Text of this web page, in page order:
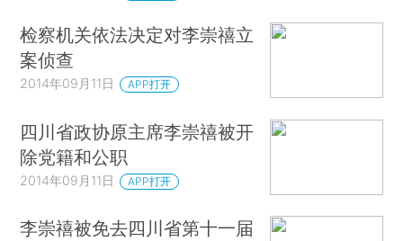
检察机关依法决定对李崇禧立
案侦查
2014年09月11日 APP打开
四川省政协原主席李崇禧被开
除党籍和公职
2014年09月11日 APP打开
李崇禧被免去四川省第十一届